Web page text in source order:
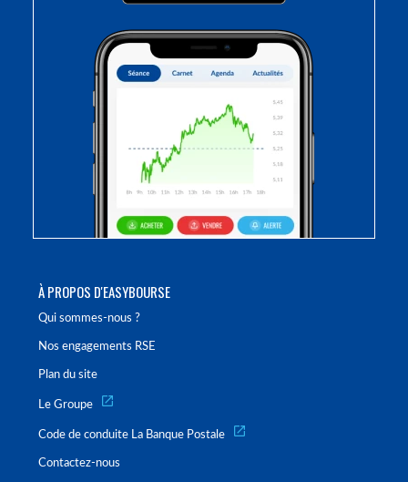
À PROPOS D'EASYBOURSE
Qui sommes-nous ?
Nos engagements RSE
Plan du site
Le Groupe
Code de conduite La Banque Postale
Contactez-nous